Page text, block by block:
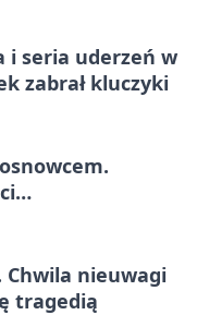
i seria uderzeń w
zabrał kluczyki
Chwila nieuwagi
tragedią